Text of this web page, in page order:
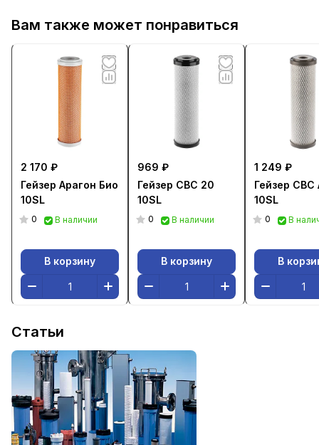
Вам также может понравиться
2 170 ₽
Гейзер Арагон Био
10SL
0 В наличии
В корзину
969 ₽
Гейзер CBC 20
10SL
0 В наличии
В корзину
1 249 ₽
Гейзер CBC
10SL
0 В
В
Статьи